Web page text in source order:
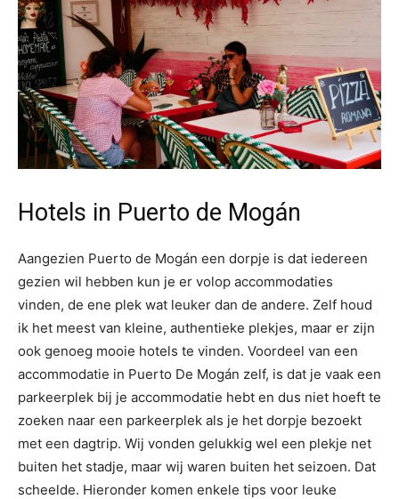
Hotels in Puerto de Mogán
Aangezien Puerto de Mogán een dorpje is dat iedereen
gezien wil hebben kun je er volop accommodaties
vinden, de ene plek wat leuker dan de andere. Zelf houd
ik het meest van kleine, authentieke plekjes, maar er zijn
ook genoeg mooie hotels te vinden. Voordeel van een
accommodatie in Puerto De Mogán zelf, is dat je vaak een
parkeerplek bij je accommodatie hebt en dus niet hoeft te
zoeken naar een parkeerplek als je het dorpje bezoekt
met een dagtrip. Wij vonden gelukkig wel een plekje net
buiten het stadje, maar wij waren buiten het seizoen. Dat
scheelde. Hieronder komen enkele tips voor leuke